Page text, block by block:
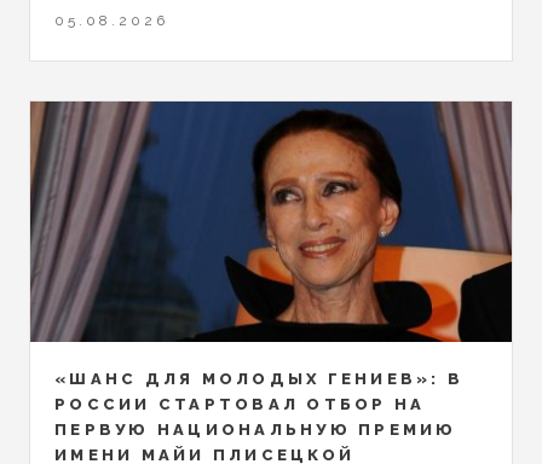
05.08.2026
«ШАНС ДЛЯ МОЛОДЫХ ГЕНИЕВ»: В
РОССИИ СТАРТОВАЛ ОТБОР НА
ПЕРВУЮ НАЦИОНАЛЬНУЮ ПРЕМИЮ
ИМЕНИ МАЙИ ПЛИСЕЦКОЙ